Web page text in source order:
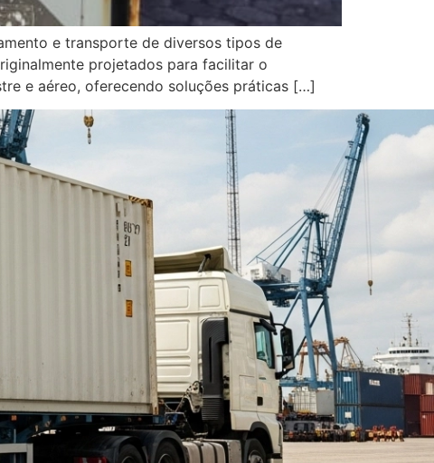
e transporte de diversos tipos de
projetados para facilitar o
e aéreo, oferecendo soluções práticas […]